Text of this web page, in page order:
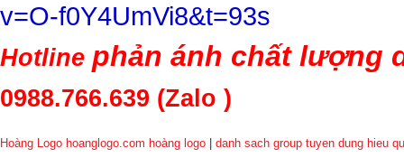
v=O-f0Y4UmVi8&t=93s
Hotline phản ánh chất lượng
0988.766.639 (Zalo )
Hoàng Logo hoanglogo.com hoàng logo danh sach group tuyen dung hieu